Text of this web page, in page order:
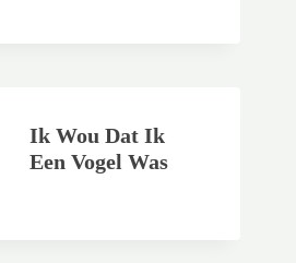
Ik Wou Dat Ik
Een Vogel Was